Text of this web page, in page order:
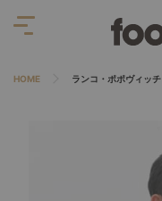
HOME ランコ・ポポヴィッチ